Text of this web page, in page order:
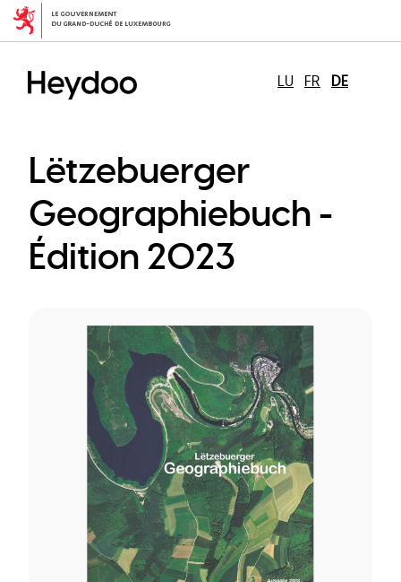
Direkt
zum
LU
FR DE
Lëtzebuerger
Geographiebuch -
Édition 2023